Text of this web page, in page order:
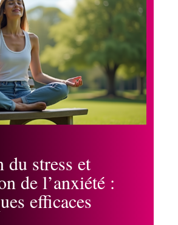
du stress et
de l’anxiété :
efficaces